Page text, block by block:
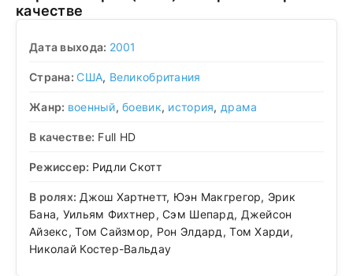
качестве
Дата выхода: 2001
Страна:США, Великобритания
Жанр: военный,боевик, история, драма
В качестве: Full HD
Режиссер: Ридли Скотт
В ролях: Джош Хартнетт, Юэн Макгрегор, Эрик
Бана, Уильям Фихтнер, Сэм Шепард, Джейсон
Айзекс, Том Сайзмор, Рон Элдард, Том Харди,
Николай Костер-Вальдау